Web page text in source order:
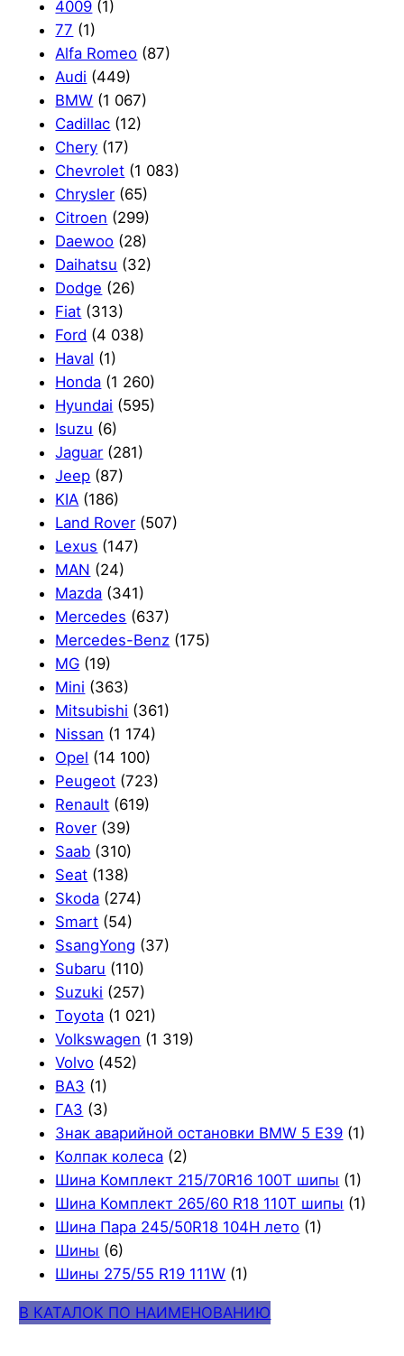
4009 (1)
77 (1)
Alfa Romeo (87)
Audi (449)
BMW (1 067)
Cadillac (12)
Chery (17)
Chevrolet (1 083)
Chrysler (65)
Citroen (299)
Daewoo (28)
Daihatsu (32)
Dodge (26)
Fiat (313)
Ford (4 038)
Haval (1)
Honda (1 260)
Hyundai (595)
Isuzu (6)
Jaguar (281)
Jeep (87)
KIA (186)
Land Rover (507)
Lexus (147)
MAN (24)
Mazda (341)
Mercedes (637)
Mercedes-Benz (175)
MG (19)
Mini (363)
Mitsubishi (361)
Nissan (1 174)
Opel (14 100)
Peugeot (723)
Renault (619)
Rover (39)
Saab (310)
Seat (138)
Skoda (274)
Smart (54)
SsangYong (37)
Subaru (110)
Suzuki (257)
Toyota (1 021)
Volkswagen (1 319)
Volvo (452)
ВАЗ (1)
ГАЗ (3)
Знак аварийной остановки BMW 5 E39 (1)
Колпак колеса (2)
Шина Комплект 215/70R16 100T шипы (1)
Шина Комплект 265/60 R18 110T шипы (1)
Шина Пара 245/50R18 104H лето (1)
Шины (6)
Шины 275/55 R19 111W (1)
В КАТАЛОК ПО НАИМЕНОВАНИЮ